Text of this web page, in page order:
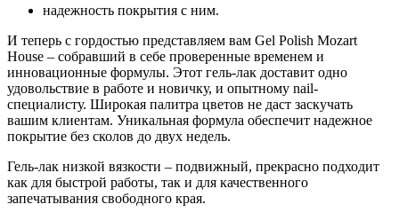
надежность покрытия с ним.
И теперь с гордостью представляем вам Gel Polish Mozart
House – собравший в себе проверенные временем и
инновационные формулы. Этот гель-лак доставит одно
удовольствие в работе и новичку, и опытному nail-
специалисту. Широкая палитра цветов не даст заскучать
вашим клиентам. Уникальная формула обеспечит надежное
покрытие без сколов до двух недель.
Гель-лак низкой вязкости – подвижный, прекрасно подходит
как для быстрой работы, так и для качественного
запечатывания свободного края.